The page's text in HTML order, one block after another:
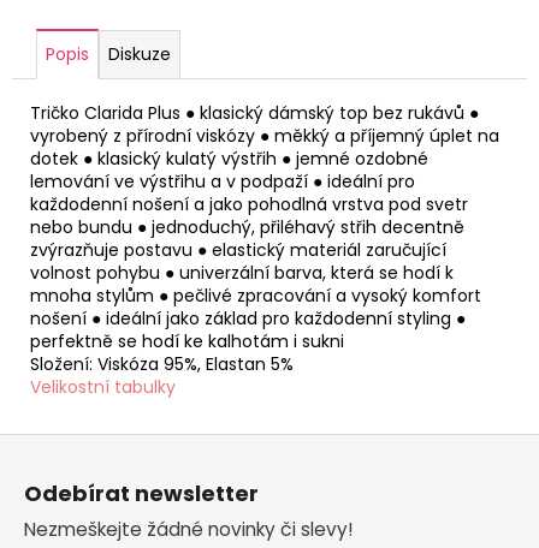
Popis Diskuze
Tričko Clarida Plus ● klasický dámský top bez rukávů ●
vyrobený z přírodní viskózy ● měkký a příjemný úplet na
dotek ● klasický kulatý výstřih ● jemné ozdobné
lemování ve výstřihu a v podpaží ● ideální pro
každodenní nošení a jako pohodlná vrstva pod svetr
nebo bundu ● jednoduchý, přiléhavý střih decentně
zvýrazňuje postavu ● elastický materiál zaručující
volnost pohybu ● univerzální barva, která se hodí k
mnoha stylům ● pečlivé zpracování a vysoký komfort
nošení ● ideální jako základ pro každodenní styling ●
perfektně se hodí ke kalhotám i sukni
Složení: Viskóza 95%, Elastan 5%
Velikostní tabulky
Z
Odebírat newsletter
Nezmeškejte žádné novinky či slevy!